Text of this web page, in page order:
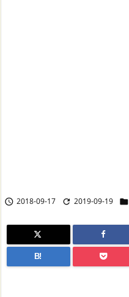
 2018-09-17  2019-09-19 
B!